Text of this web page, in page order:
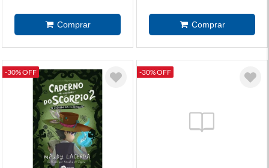
-30% OFF -30% OFF